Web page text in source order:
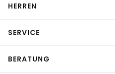
HERREN
SERVICE
BERATUNG